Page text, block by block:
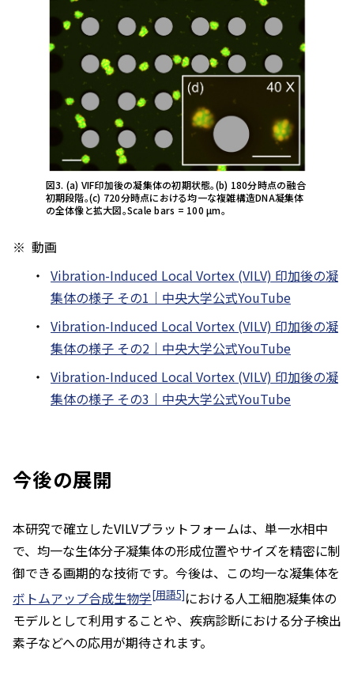
図3. (a) VIF印加後の凝集体の初期状態。(b) 180分時点の融合
初期段階。(c) 720分時点における均一な複雑構造DNA凝集体
の全体像と拡大図。Scale bars = 100 µm。
動画
Vibration-Induced Local Vortex (VILV) 印加後の凝
集体の様子 その1｜中央大学公式YouTube
Vibration-Induced Local Vortex (VILV) 印加後の凝
集体の様子 その2｜中央大学公式YouTube
Vibration-Induced Local Vortex (VILV) 印加後の凝
集体の様子 その3｜中央大学公式YouTube
今後の展開
本研究で確立したVILVプラットフォームは、単一水相中
で、均一な生体分子凝集体の形成位置やサイズを精密に制
御できる画期的な技術です。今後は、この均一な凝集体を
ボトムアップ合成生物学[用語5]における人工細胞凝集体の
モデルとして利用することや、疾病診断における分子検出
素子などへの応用が期待されます。